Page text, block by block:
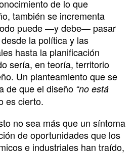
de lo que
también se incrementa
puede —y debe— pasar
la política y las
hasta la planificación
sería, en teoría, territorio
Un planteamiento que se
de que el diseño “no está
es cierto.
no sea más que un síntoma
de oportunidades que los
e industriales han traído,